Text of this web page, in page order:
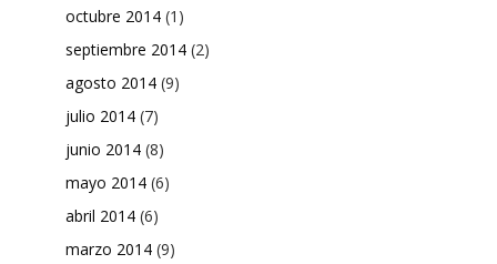
octubre 2014 (1)
septiembre 2014 (2)
agosto 2014 (9)
julio 2014 (7)
junio 2014 (8)
mayo 2014 (6)
abril 2014 (6)
marzo 2014 (9)